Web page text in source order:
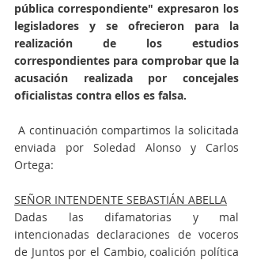
pública correspondiente" expresaron los
legisladores y se ofrecieron para la
realización de los estudios
correspondientes para comprobar que la
acusación realizada por concejales
oficialistas contra ellos es falsa.
enviada por Soledad Alonso y Carlos
Ortega:
SEÑOR INTENDENTE SEBASTIÁN ABELLA
Dadas las difamatorias y mal
intencionadas declaraciones de voceros
de Juntos por el Cambio, coalición política